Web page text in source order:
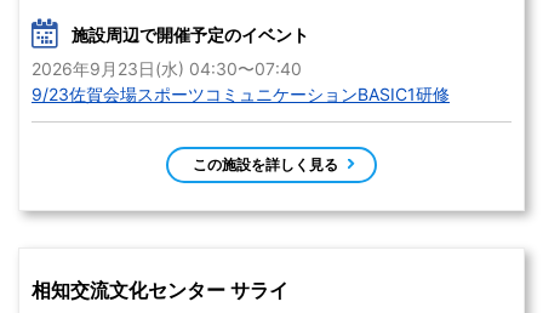
施設周辺で開催予定のイベント
2026年9月23日(水) 04:30〜07:40
9/23佐賀会場スポーツコミュニケーションBASIC1研修
この施設を詳しく見る
相知交流文化センター サライ